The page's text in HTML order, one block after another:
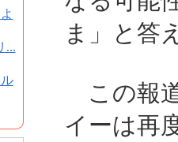
...
ま」と答
この報
イーは再